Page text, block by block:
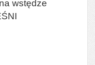
wstędze